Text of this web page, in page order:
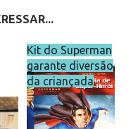
Kit do Superman
garante diversão
da criançada